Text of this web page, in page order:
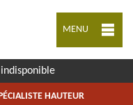
MENU
indisponible
HAUTEUR